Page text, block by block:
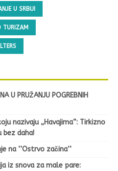
U SRBIJI
TURIZAM
U PRUŽANJU POGREBNIH
nazivaju „Havajima“: Tirkizno
bez daha!
na ’’Ostrvo začina’’
iz snova za male pare: